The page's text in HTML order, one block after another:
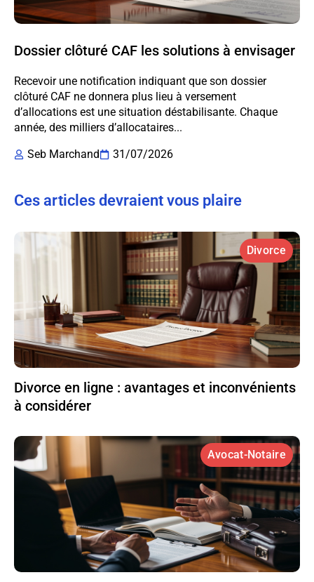
Dossier clôturé CAF les solutions à envisager
Recevoir une notification indiquant que son dossier
clôturé CAF ne donnera plus lieu à versement
d’allocations est une situation déstabilisante. Chaque
année, des milliers d’allocataires...
Seb Marchand
31/07/2026
Ces articles devraient vous plaire
Divorce
Divorce en ligne : avantages et inconvénients
à considérer
Avocat-Notaire